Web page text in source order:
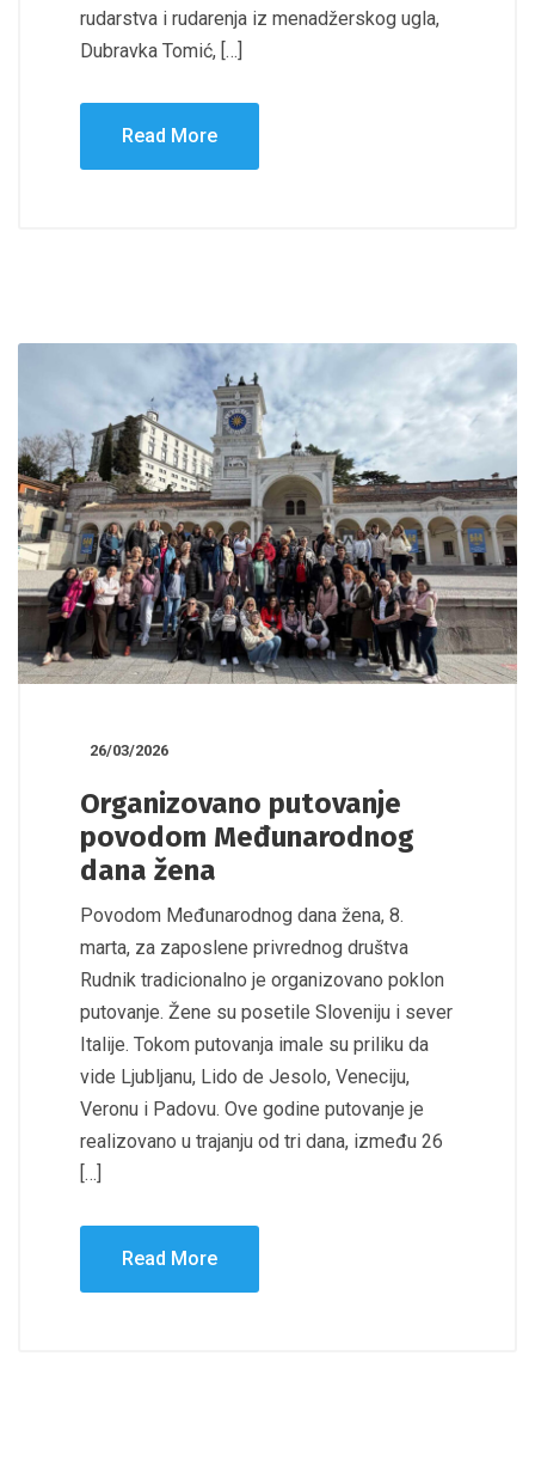
rudarstva i rudarenja iz menadžerskog ugla,
Dubravka Tomić, […]
Read More
26/03/2026
Organizovano putovanje
povodom Međunarodnog
dana žena
Povodom Međunarodnog dana žena, 8.
marta, za zaposlene privrednog društva
Rudnik tradicionalno je organizovano poklon
putovanje. Žene su posetile Sloveniju i sever
Italije. Tokom putovanja imale su priliku da
vide Ljubljanu, Lido de Jesolo, Veneciju,
Veronu i Padovu. Ove godine putovanje je
realizovano u trajanju od tri dana, između 26
[…]
Read More